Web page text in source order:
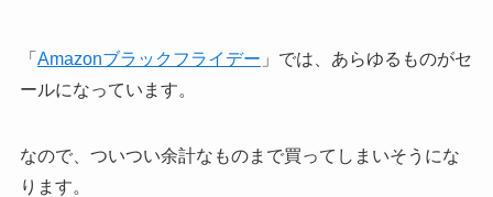
「 Amazonブラックフライデー 」では、あらゆるものがセ
ールになっています。
なので、ついつい余計なものまで買ってしまいそうにな
ります。